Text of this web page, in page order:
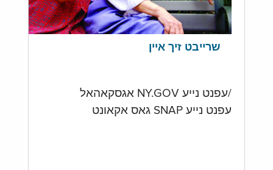
שרייבט זיך איין
/עפנט נייע NY.GOV אגסקאהאל
עפנט נייע SNAP גאס אקאונט